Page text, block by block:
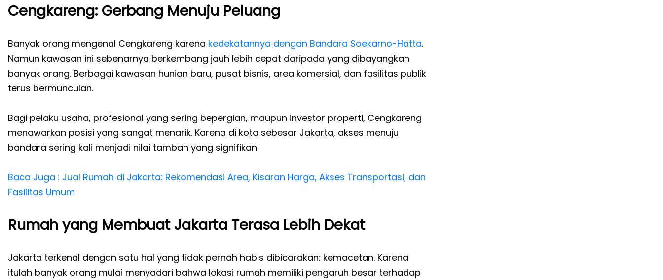
Cengkareng: Gerbang Menuju Peluang
Banyak orang mengenal Cengkareng karena kedekatannya dengan Bandara Soekarno-Hatta.
Namun kawasan ini sebenarnya berkembang jauh lebih cepat daripada yang dibayangkan
banyak orang. Berbagai kawasan hunian baru, pusat bisnis, area komersial, dan fasilitas publik
terus bermunculan.
Bagi pelaku usaha, profesional yang sering bepergian, maupun investor properti, Cengkareng
menawarkan posisi yang sangat menarik. Karena di kota sebesar Jakarta, akses menuju
bandara sering kali menjadi nilai tambah yang signifikan.
Baca Juga : Jual Rumah di Jakarta: Rekomendasi Area, Kisaran Harga, Akses Transportasi, dan
Fasilitas Umum
Rumah yang Membuat Jakarta Terasa Lebih Dekat
Jakarta terkenal dengan satu hal yang tidak pernah habis dibicarakan: kemacetan. Karena
itulah banyak orang mulai menyadari bahwa lokasi rumah memiliki pengaruh besar terhadap